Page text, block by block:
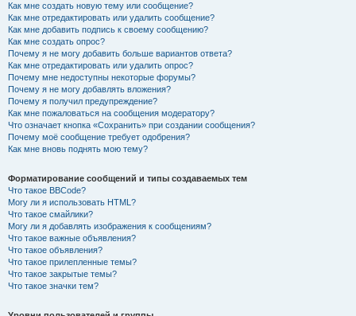
Как мне создать новую тему или сообщение?
Как мне отредактировать или удалить сообщение?
Как мне добавить подпись к своему сообщению?
Как мне создать опрос?
Почему я не могу добавить больше вариантов ответа?
Как мне отредактировать или удалить опрос?
Почему мне недоступны некоторые форумы?
Почему я не могу добавлять вложения?
Почему я получил предупреждение?
Как мне пожаловаться на сообщения модератору?
Что означает кнопка «Сохранить» при создании сообщения?
Почему моё сообщение требует одобрения?
Как мне вновь поднять мою тему?
Форматирование сообщений и типы создаваемых тем
Что такое BBCode?
Могу ли я использовать HTML?
Что такое смайлики?
Могу ли я добавлять изображения к сообщениям?
Что такое важные объявления?
Что такое объявления?
Что такое прилепленные темы?
Что такое закрытые темы?
Что такое значки тем?